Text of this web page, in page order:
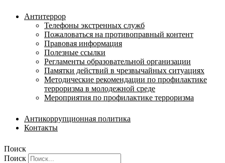
Антитеррор
Телефоны экстренных служб
Пожаловаться на противоправный контент
Правовая информация
Полезные ссылки
Регламенты образовательной организации
Памятки действий в чрезвычайных ситуациях
Методические рекомендации по профилактике
терроризма в молодежной среде
Мероприятия по профилактике терроризма
Антикоррупционная политика
Контакты
Поиск
Поиск